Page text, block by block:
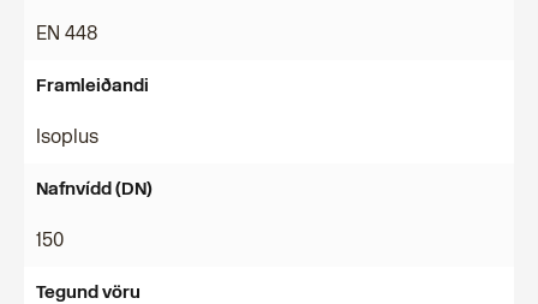
EN 448
Framleiðandi
Isoplus
Nafnvídd (DN)
150
Tegund vöru